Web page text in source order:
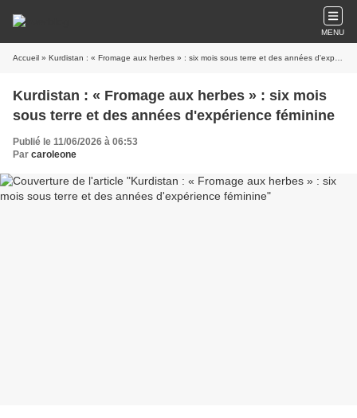
MENU
Accueil » Kurdistan : « Fromage aux herbes » : six mois sous terre et des années d'expérience féminine
Kurdistan : « Fromage aux herbes » : six mois
sous terre et des années d'expérience féminine
Publié le 11/06/2026 à 06:53
Par caroleone